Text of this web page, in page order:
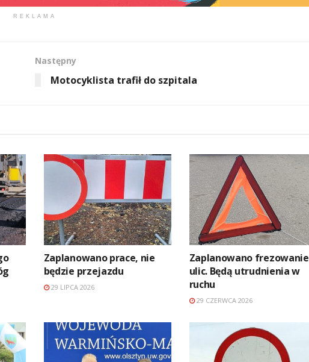
REKLAMA
Następny
Motocyklista trafił do szpitala
Zaplanowano prace, nie
będzie przejazdu
29 LIPCA 2026
Zaplanowano frezowanie
ulic. Będą utrudnienia w
ruchu
29 CZERWCA 2026